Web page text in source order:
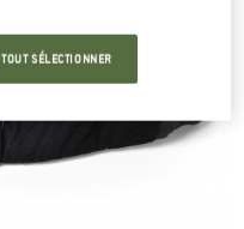
TOUT SÉLECTIONNER